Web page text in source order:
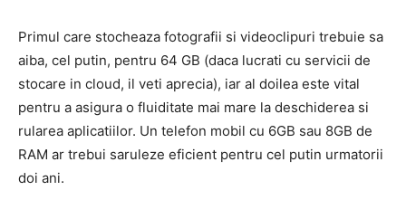
Primul care stocheaza fotografii si videoclipuri trebuie sa
aiba, cel putin, pentru 64 GB (daca lucrati cu servicii de
stocare in cloud, il veti aprecia), iar al doilea este vital
pentru a asigura o fluiditate mai mare la deschiderea si
rularea aplicatiilor. Un telefon mobil cu 6GB sau 8GB de
RAM ar trebui saruleze eficient pentru cel putin urmatorii
doi ani.